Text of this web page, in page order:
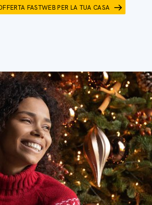
FASTWEB PER LA TUA CASA